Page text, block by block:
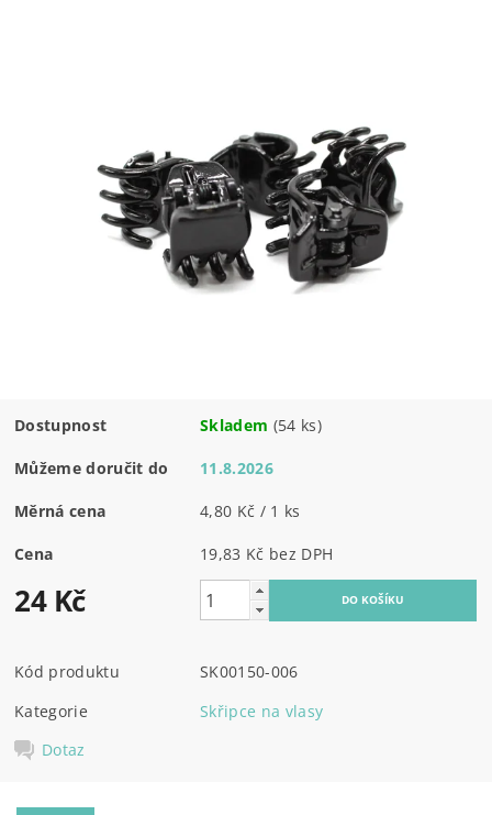
Dostupnost Skladem (54 ks)
Můžeme doručit do 11.8.2026
Měrná cena 4,80 Kč / 1 ks
Cena 19,83 Kč bez DPH
24 Kč
Kód produktu
SK00150-006
Kategorie
Skřipce na vlasy
Dotaz